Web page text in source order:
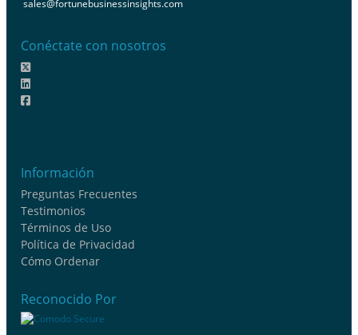
sales@fortunebusinessinsights.com
Conéctate con nosotros
Información
Preguntas Frecuentes
Testimonios
Términos de Uso
Política de Privacidad
Cómo Ordenar
Reconocido Por